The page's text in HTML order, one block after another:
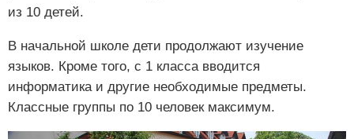
из 10 детей.
В начальной школе дети продолжают изучение
языков. Кроме того, с 1 класса вводится
информатика и другие необходимые предметы.
Классные группы по 10 человек максимум.